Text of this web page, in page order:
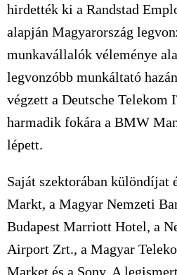
hirdették ki a Randstad
alapján Magyarország
munkavállalók véleménye
legvonzóbb munkáltató
végzett a Deutsche Telekom
harmadik fokára a BMW
lépett.
Saját szektorában különdíjat
Markt, a Magyar Nemzeti
Budapest Marriott Hotel, a
Airport Zrt., a Magyar
Market és a Sony. A